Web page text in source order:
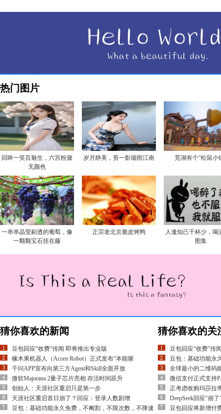
热门图片
回眸一笑百魅生，六宫粉黛
无颜色
岁月静美，剪一影烟雨江南 芜湖有个“松鼠小
一串串晶莹剔透的葡萄，像
一颗颗宝石挂在藤
正宗老北京脆皮烤鸭
人逢知己千杯少，喝
图集
猜你喜欢的新闻
豆包回应“收费”传闻 即将推出专业版
橡木果机器人（Acorn Robot）正式发布“本能驱
千问APP宣布向第三方Agent和Skill全面开放
微软Majorana 2量子芯片亮相 存活时间跃升
创始人：天涯社区重启只是第一步
天涯社区重启首日崩了？回应：登录人数剧增
豆包：基础功能永久免费，不阉割，不限次数，不降速
猜你喜欢的关
豆包回应“收费”传
豆包：基础功能永
全球最小的二维码
微信支付正式支持
正考虑收购玛莎拉
DeepSeek回应“崩
豆包回应将新增付